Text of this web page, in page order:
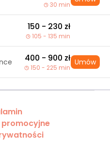
30 min
150 - 230 zł
105 - 135 min
400 - 900 zł
150 - 225 min
Umów
promocyjne